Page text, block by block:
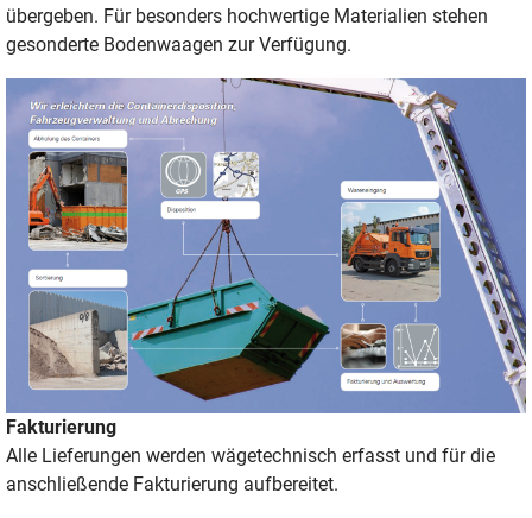
übergeben. Für besonders hochwertige Materialien stehen
gesonderte Bodenwaagen zur Verfügung.
Fakturierung
Alle Lieferungen werden wägetechnisch erfasst und für die
anschließende Fakturierung aufbereitet.